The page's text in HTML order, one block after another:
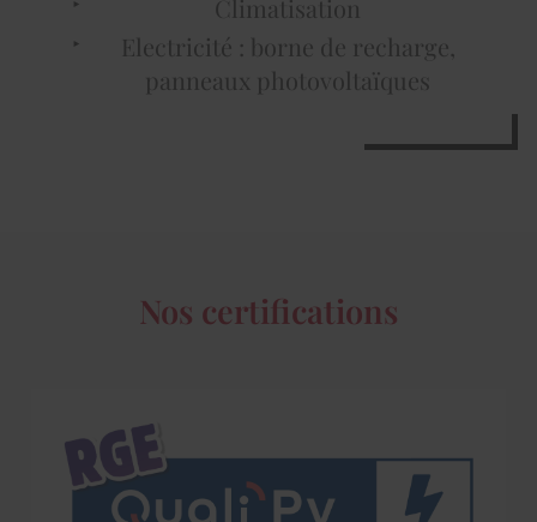
Climatisation
Electricité : borne de recharge,
panneaux photovoltaïques
Nos certifications